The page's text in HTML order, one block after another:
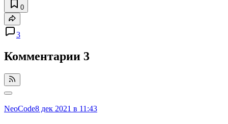
0
3
Комментарии 3
NeoCode8 дек 2021 в 11:43